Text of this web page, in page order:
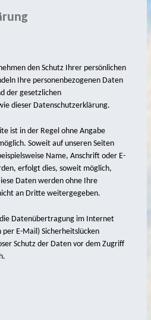
den Schutz Ihrer persönlichen
Ihre personenbezogenen Daten
der gesetzlichen
dieser Datenschutzerklärung.
ist in der Regel ohne Angabe
Soweit auf unseren Seiten
Name, Anschrift oder E-
erfolgt dies, soweit möglich,
Daten werden ohne Ihre
an Dritte weitergegeben.
Datenübertragung im Internet
E-Mail) Sicherheitslücken
Schutz der Daten vor dem Zugriff